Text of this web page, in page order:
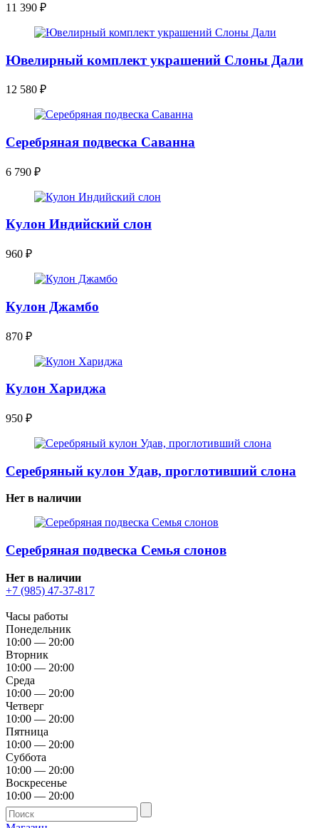
11 390 ₽
Ювелирный комплект украшений Слоны Дали
12 580 ₽
Серебряная подвеска Саванна
6 790 ₽
Кулон Индийский слон
960 ₽
Кулон Джамбо
870 ₽
Кулон Хариджа
950 ₽
Серебряный кулон Удав, проглотивший слона
Нет в наличии
Серебряная подвеска Семья слонов
Нет в наличии
+7 (985) 47-37-817
Часы работы
Понедельник
10:00 — 20:00
Вторник
10:00 — 20:00
Среда
10:00 — 20:00
Четверг
10:00 — 20:00
Пятница
10:00 — 20:00
Суббота
10:00 — 20:00
Воскресенье
10:00 — 20:00